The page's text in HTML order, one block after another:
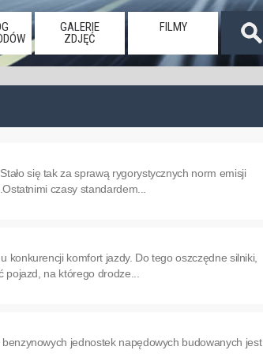
GALERIE
ZDJĘĆ
FILMY
się tak za sprawą rygorystycznych norm emisji
czasy standardem...
komfort jazdy. Do tego oszczędne silniki,
na którego drodze...
jednostek napędowych budowanych jest